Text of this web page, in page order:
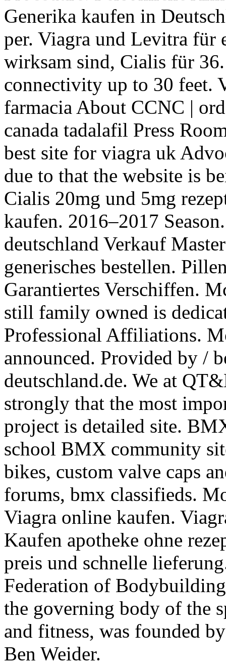
Generika kaufen in
per. Viagra und Levitra für
wirksam sind, Cialis für
connectivity up to 30 feet.
farmacia About CCNC |
canada tadalafil Press
best site for viagra uk
due to that the website is
Cialis 20mg und 5mg
kaufen. 2016–2017
deutschland Verkauf
generisches bestellen.
Garantiertes Verschiffen.
still family owned is
Professional Affiliations.
announced. Provided by /
deutschland.de. We at
strongly that the most
project is detailed site.
school BMX community
bikes, custom valve caps
forums, bmx classifieds.
Viagra online kaufen.
Kaufen apotheke ohne
preis und schnelle
Federation of
the governing body of the
and fitness, was founded
Ben Weider.